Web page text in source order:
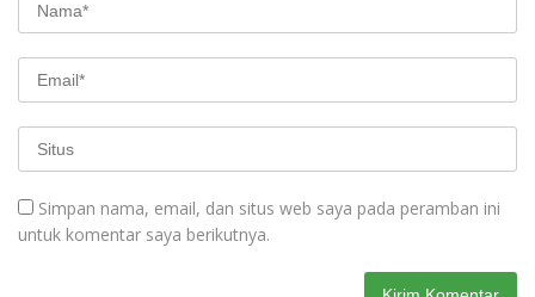
Simpan nama, email, dan situs web saya pada peramban ini
untuk komentar saya berikutnya.